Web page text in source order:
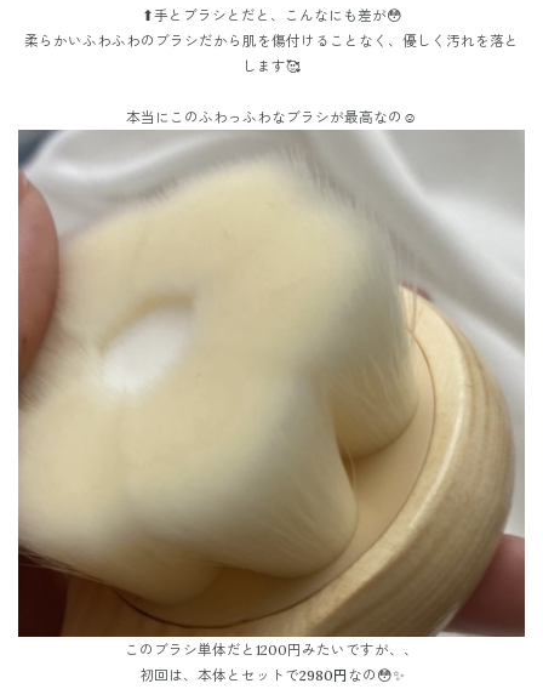
⬆︎手とブラシとだと、こんなにも差が😳
柔らかいふわふわのブラシだから肌を傷付けることなく、優しく汚れを落と
します🥰
本当にこのふわっふわなブラシが最高なの☺️
このブラシ単体だと1200円みたいですが、、
初回は、本体とセットで2980円 なの😳✨